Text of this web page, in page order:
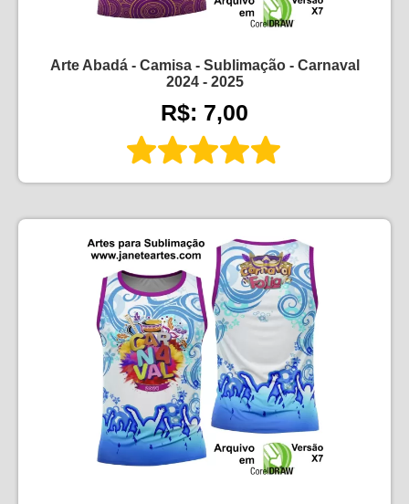
Arte Abadá - Camisa - Sublimação - Carnaval
2024 - 2025
R$: 7,00